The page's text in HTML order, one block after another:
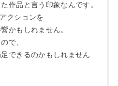
作品と言う印象なんです。
クションを
かもしれません。
で、
できるのかもしれません